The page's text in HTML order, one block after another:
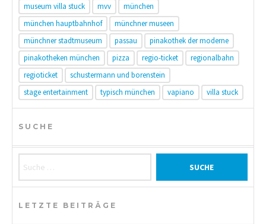
museum villa stuck
mvv
münchen
münchen hauptbahnhof
münchner museen
münchner stadtmuseum
passau
pinakothek der moderne
pinakotheken münchen
pizza regio-ticket
regionalbahn
regioticket
schustermann und borenstein
stage entertainment
typisch münchen vapiano villa stuck
SUCHE
LETZTE BEITRÄGE